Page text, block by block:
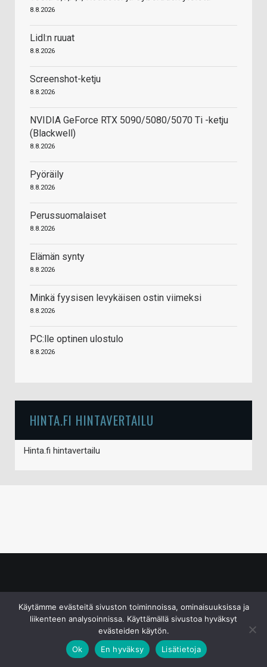
8.8.2026
Lidl:n ruuat
8.8.2026
Screenshot-ketju
8.8.2026
NVIDIA GeForce RTX 5090/5080/5070 Ti -ketju
(Blackwell)
8.8.2026
Pyöräily
8.8.2026
Perussuomalaiset
8.8.2026
Elämän synty
8.8.2026
Minkä fyysisen levykäisen ostin viimeksi
8.8.2026
PC:lle optinen ulostulo
8.8.2026
HINTA.FI HINTAVERTAILU
Hinta.fi hintavertailu
Käytämme evästeitä sivuston toiminnoissa, ominaisuuksissa ja
liikenteen analysoinnissa. Käyttämällä sivustoa hyväksyt
evästeiden käytön.
Ok
En hyväksy Lisätietoja